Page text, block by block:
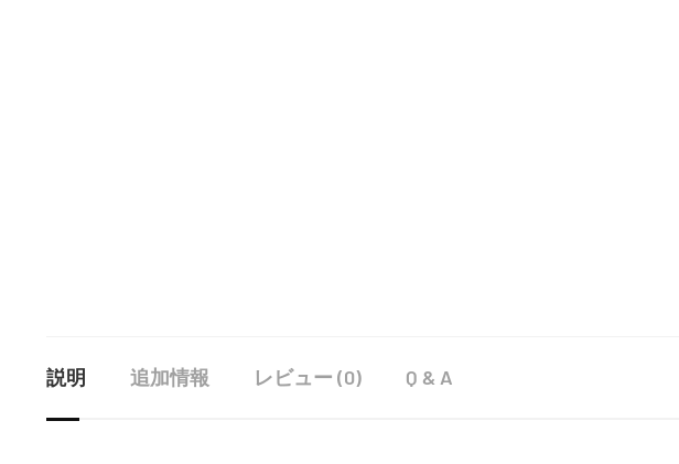
説明 追加情報 レビュー (0) Q & A